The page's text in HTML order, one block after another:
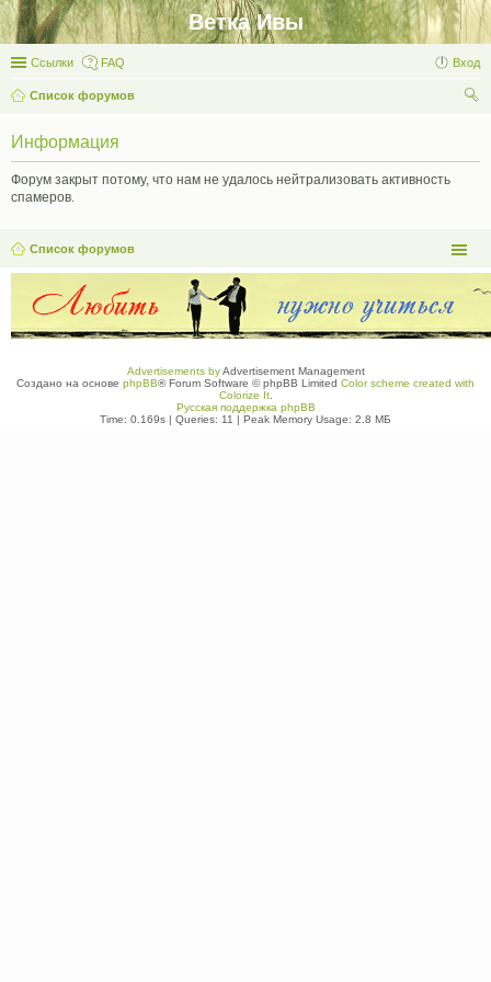
Ветка Ивы
Ссылки FAQ Вход
Список форумов
Информация
Форум закрыт потому, что нам не удалось нейтрализовать активность
спамеров.
Список форумов
Advertisements byAdvertisement Management
Создано на основе phpBB® Forum Software © phpBB Limited Color scheme created with
Colorize It.
Русская поддержка phpBB
Time: 0.169s | Queries: 11 | Peak Memory Usage: 2.8 МБ